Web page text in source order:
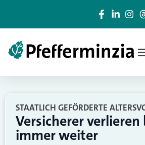
STAATLICH GEFÖRDERTE
Versicherer verlieren
immer weiter